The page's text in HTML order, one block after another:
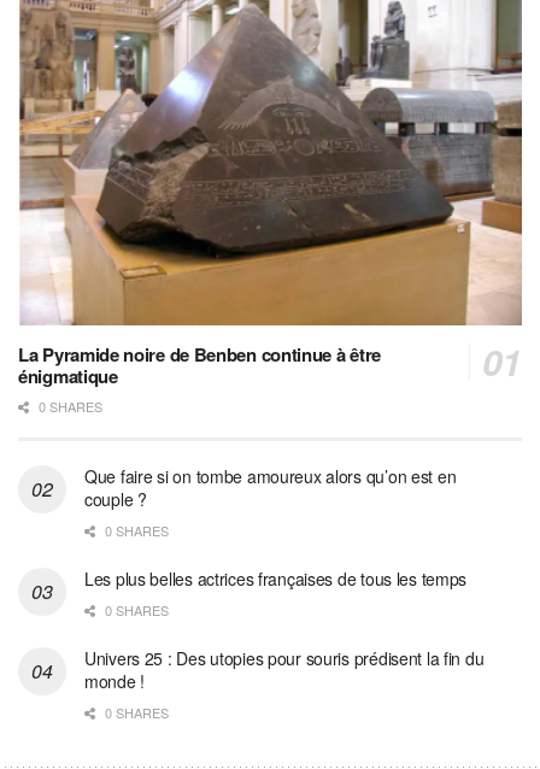
La Pyramide noire de Benben continue à être
énigmatique
0 SHARES
Que faire si on tombe amoureux alors qu’on est en
couple ?
0 SHARES
Les plus belles actrices françaises de tous les temps
0 SHARES
Univers 25 : Des utopies pour souris prédisent la fin du
monde !
0 SHARES